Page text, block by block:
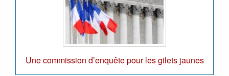
Une commission d’enquête pour les gilets jaunes